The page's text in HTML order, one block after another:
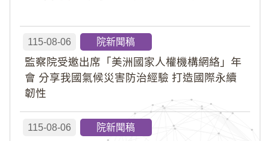
115-08-06 院新聞稿
監察院受邀出席「美洲國家人權機構網絡」年
會 分享我國氣候災害防治經驗 打造國際永續
韌性
115-08-06 院新聞稿